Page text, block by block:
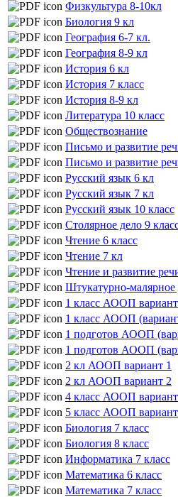
Физкультура 8-10кл
Биология 9 кл
География 6-7 кл.
География 8-9 кл
История 6 кл
История 7 класс
История 8-9 кл
Литература 10 класс
Обществознание
Письмо и развитие
Письмо и развитие
Русский язык 6 кл
Русский язык 7 кл
Русский язык 10 класс
Столярное дело 9
Чтение 6 класс
Чтение 7 кл
Чтение и развитие
Штукатурно-малярное
1 класс АООП
1 класс АООП
1 подготов АООП
1 подготов АООП
2 кл АООП вариант 1
2 кл АООП вариант 2
4 класс АООП вариант
5 класс АООП
Биология 7 класс
Биология 8 класс
Информатика 7 класс
Математика 6 класс
Математика 7 класс